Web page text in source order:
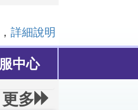
詳細說明
中心
更多